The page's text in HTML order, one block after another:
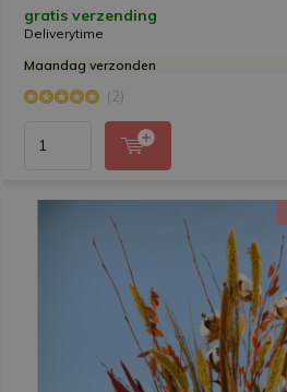
gratis verzending
Deliverytime
Maandag verzonden
(2)